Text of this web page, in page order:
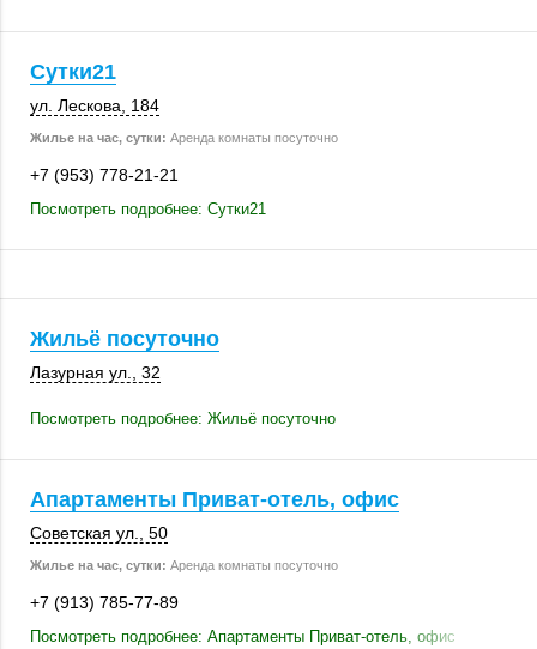
Сутки21
ул. Лескова 184
Жилье на час, сутки: Аренда комнаты посуточно
+7 (953) 778-21-21
Посмотреть подробнее: Сутки21
Жильё посуточно
Лазурная ул., 32
Посмотреть подробнее: Жильё посуточно
Апартаменты Приват-отель, офис
Советская ул., 50
Жилье на час, сутки: Аренда комнаты посуточно
+7 (913) 785-77-89
Посмотреть подробнее: Апартаменты Приват-отель, офис